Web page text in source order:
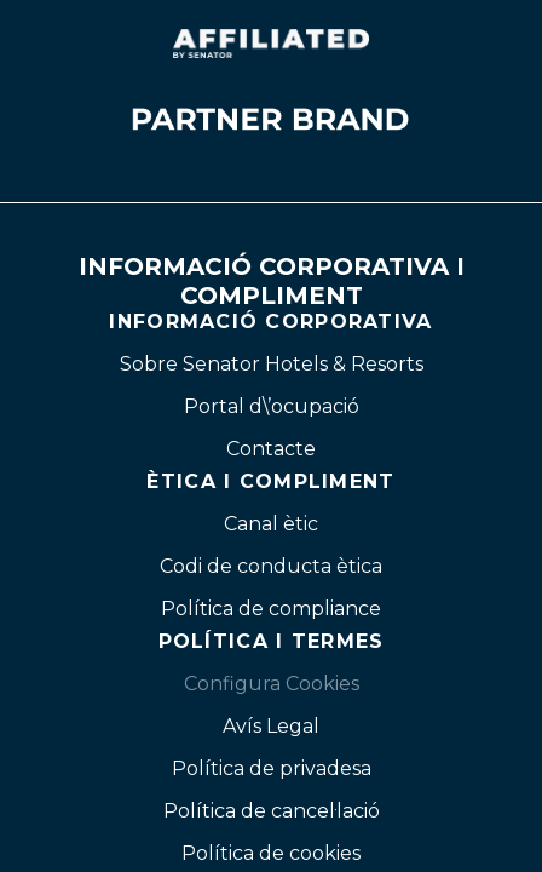
INFORMACIÓ CORPORATIVA I
COMPLIMENT
INFORMACIÓ CORPORATIVA
Sobre Senator Hotels & Resorts
Portal d\’ocupació
Contacte
ÈTICA I COMPLIMENT
Canal ètic
Codi de conducta ètica
Política de compliance
POLÍTICA I TERMES
Configura Cookies
Avís Legal
Política de privadesa
Política de cancel·lació
Política de cookies